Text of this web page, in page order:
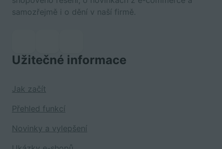
samozřejmě i o dění v naší firmě.
Užitečné informace
Jak začít
Přehled funkcí
Novinky a vylepšení